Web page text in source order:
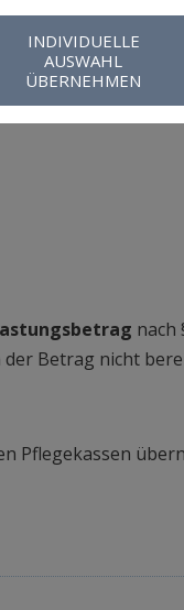
nach
Betrag nicht
Pflegekassen
INDIVIDUELLE
AUSWAHL
ÜBERNEHMEN